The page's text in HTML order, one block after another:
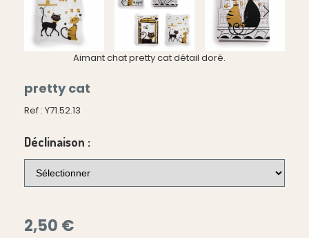
Aimant chat pretty cat détail doré.
pretty cat
Ref : Y71.52.13
Déclinaison :
2,50 €